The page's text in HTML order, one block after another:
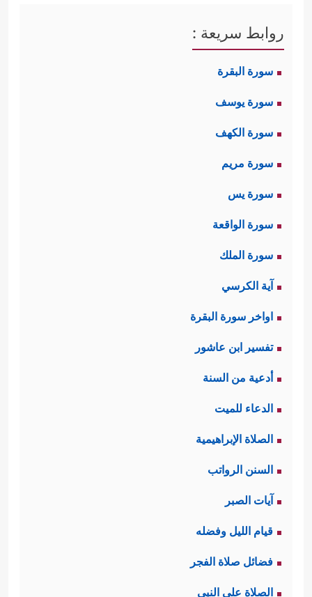
روابط سريعة :
سورة البقرة
سورة يوسف
سورة الكهف
سورة مريم
سورة يس
سورة الواقعة
سورة الملك
آية الكرسي
اواخر سورة البقرة
تفسير ابن عاشور
أدعية من السنة
الدعاء للميت
الصلاة الإبراهيمية
السنن الرواتب
آيات الصبر
قيام الليل وفضله
فضائل صلاة الفجر
الصلاة على النبي